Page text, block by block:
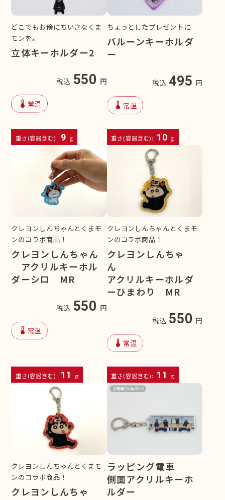
どこでもお傍にちいさなくま
モンを。
立体キーホルダー2
税込 550 円
device_thermostat 常温
重さ(容器含む): 9 g
ちょっとしたプレゼントに
バルーンキーホルダ
ー
税込 495 円
device_thermostat 常温
重さ(容器含む): 10 g
クレヨンしんちゃんとくまモ
ンのコラボ商品！
クレヨンしんちゃん
アクリルキーホル
ダーシロ MR
税込 550 円
device_thermostat 常温
重さ(容器含む): 11 g
クレヨンしんちゃんとくまモ
ンのコラボ商品！
クレヨンしんちゃ
ん
アクリルキーホルダ
ーひまわり MR
税込 550 円
device_thermostat 常温
重さ(容器含む): 11 g
クレヨンしんちゃんとくまモ
ンのコラボ商品！
クレヨンしんちゃ
ラッピング電車
側面アクリルキーホ
ルダー